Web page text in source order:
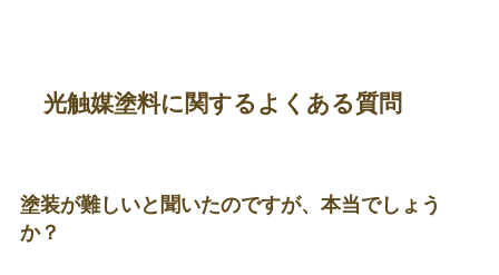
光触媒塗料に関するよくある質問
塗装が難しいと聞いたのですが、本当でしょう
か？